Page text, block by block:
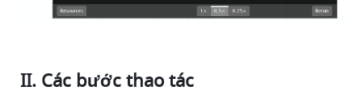
II. Các bước thao tác